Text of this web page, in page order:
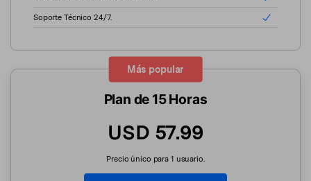
Soporte Técnico 24/7.
Más popular
Plan de 15 Horas
USD 57.99
Precio único para 1 usuario.